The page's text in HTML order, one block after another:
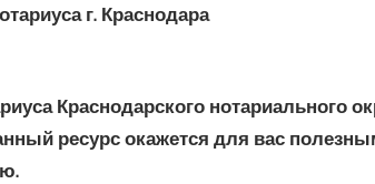
г. Краснодара
Краснодарского нотариального
ресурс окажется для вас